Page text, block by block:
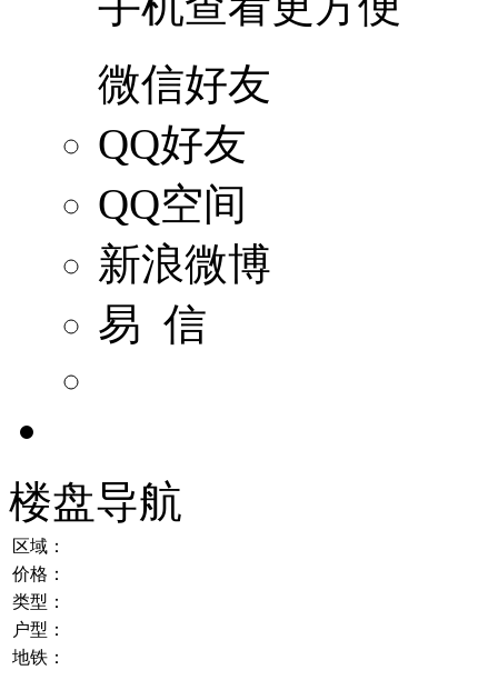
微信好友
QQ好友
QQ空间
新浪微博
易 信
楼盘导航
区域：
价格：
类型：
户型：
地铁：